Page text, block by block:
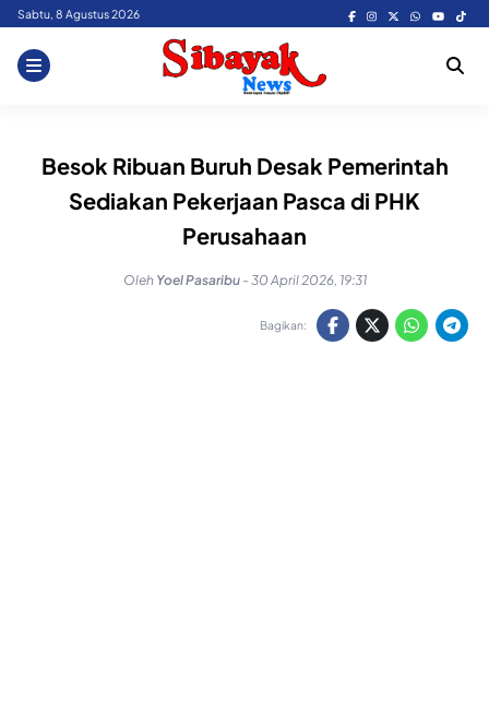
Skip
content
Sabtu, 8 Agustus 2026
Besok Ribuan Buruh Desak Pemerintah
Sediakan Pekerjaan Pasca di PHK
Perusahaan
Oleh Yoel Pasaribu - 30 April 2026, 19:31
Bagikan: